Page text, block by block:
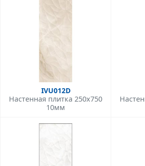
IVU012D
Настенная плитка 250x750
10мм